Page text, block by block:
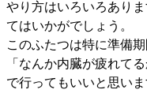
やり方はいろいろあり
てはいかがでしょう。
このふたつは特に準備
「なんか内臓が疲れて
で行ってもいいと思いま